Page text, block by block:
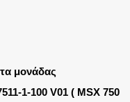
μονάδας
1-100 V01 ( MSX 750